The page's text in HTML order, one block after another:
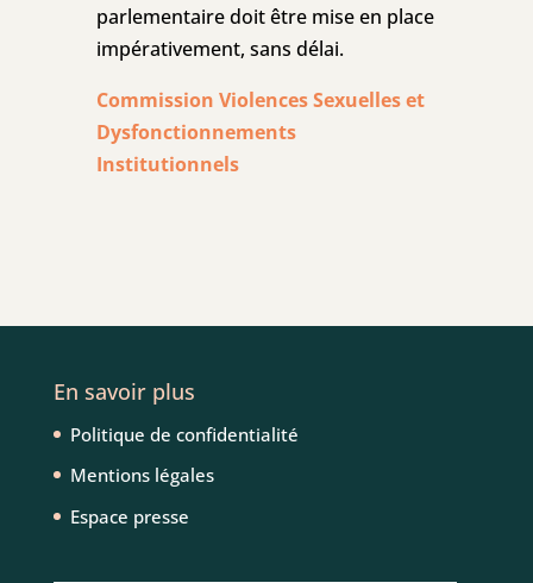
parlementaire doit être mise en place
impérativement, sans délai.
Commission Violences Sexuelles et
Dysfonctionnements
Institutionnels
En savoir plus
Politique de confidentialité
Mentions légales
Espace presse